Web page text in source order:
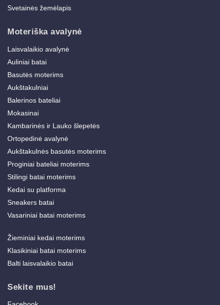
Svetainės žemėlapis
Moteriška avalynė
Laisvalaikio avalynė
Auliniai batai
Basutės moterims
Aukštakulniai
Balerinos bateliai
Mokasinai
Kambarinės ir Lauko šlepetės
Ortopedinė avalynė
Aukštakulnės basutės moterims
Proginiai bateliai moterims
Stilingi batai moterims
Kedai su platforma
Sneakers batai
Vasariniai batai moterims
Žieminiai kedai moterims
Klasikiniai batai moterims
Balti laisvalaikio batai
Sekite mus!